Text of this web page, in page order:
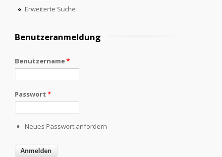
Erweiterte Suche
Benutzeranmeldung
Benutzername*
Passwort *
Neues Passwort anfordern